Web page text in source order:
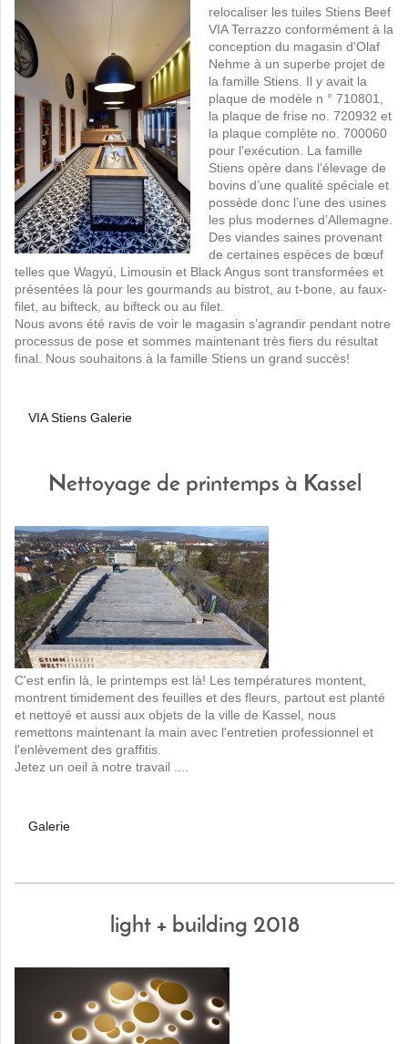
relocaliser les tuiles Stiens Beef
VIA Terrazzo conformément à la
conception du magasin d’Olaf
Nehme à un superbe projet de
la famille Stiens. Il y avait la
plaque de modèle n ° 710801,
la plaque de frise no. 720932 et
la plaque complète no. 700060
pour l'exécution.
La famille
Stiens opère dans l’élevage de
bovins d’une qualité spéciale et
possède donc l’une des usines
les plus modernes d’Allemagne.
Des viandes saines provenant
de certaines espèces de bœuf
telles que Wagyú, Limousin et Black Angus sont transformées et
présentées là pour les gourmands au bistrot, au t-bone, au faux-
filet, au bifteck, au bifteck ou au filet.
Nous avons été ravis de voir le magasin s’agrandir pendant notre
processus de pose et sommes maintenant très fiers du résultat
final. Nous souhaitons à la famille Stiens un grand succès!
VIA Stiens Galerie
Nettoyage de printemps à Kassel
C'est enfin là, le printemps est là! Les températures montent,
montrent timidement des feuilles et des fleurs, partout est planté
et nettoyé et aussi aux objets de la ville de Kassel, nous
remettons maintenant la main avec l'entretien professionnel et
l'enlèvement des graffitis.
Jetez un oeil à notre travail ....
Galerie
light + building 2018